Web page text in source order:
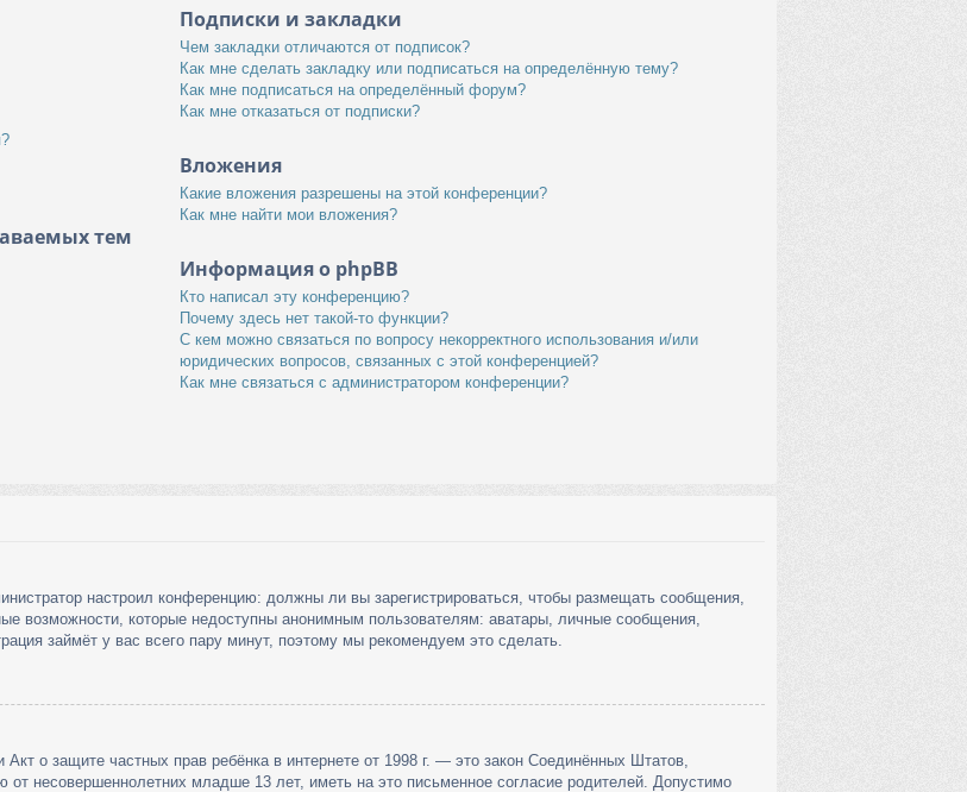
тем
Подписки и закладки
Чем закладки отличаются от подписок?
Как мне сделать закладку или подписаться на определённую тему?
Как мне подписаться на определённый форум?
Как мне отказаться от подписки?
Вложения
Какие вложения разрешены на этой конференции?
Как мне найти мои вложения?
Информация о phpBB
Кто написал эту конференцию?
Почему здесь нет такой-то функции?
С кем можно связаться по вопросу некорректного использования и/или
юридических вопросов, связанных с этой конференцией?
Как мне связаться с администратором конференции?
настроил конференцию: должны ли вы зарегистрироваться, чтобы размещать сообщения,
возможности, которые недоступны анонимным пользователям: аватары, личные сообщения,
займёт у вас всего пару минут, поэтому мы рекомендуем это сделать.
о защите частных прав ребёнка в интернете от 1998 г. — это закон Соединённых Штатов,
несовершеннолетних младше 13 лет, иметь на это письменное согласие родителей. Допустимо